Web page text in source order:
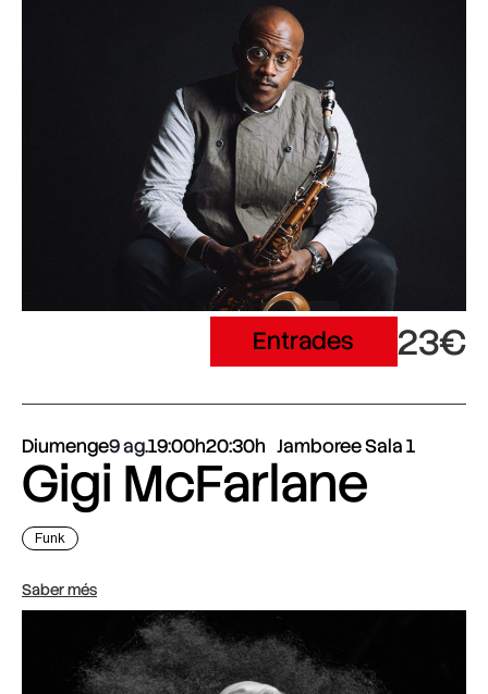
Entrades 23€
Diumenge9 ag.19:00h20:30h Jamboree Sala 1
Gigi McFarlane
Funk
Saber més